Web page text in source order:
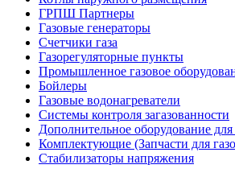
ГРПШ Партнеры
Газовые генераторы
Счетчики газа
Газорегуляторные пункты
Промышленное газовое
Бойлеры
Газовые водонагреватели
Системы контроля загазованности
Дополнительное оборудование
Комплектующие (Запчасти для
Стабилизаторы напряжения